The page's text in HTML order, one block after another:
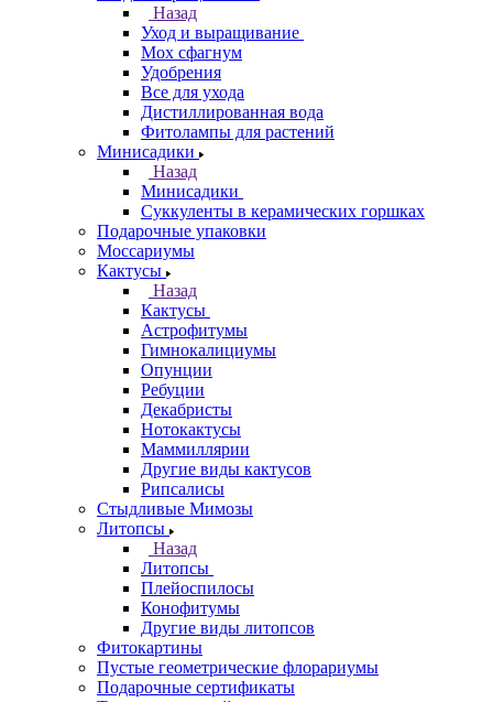
Назад
Уход и выращивание
Мох сфагнум
Удобрения
Все для ухода
Дистиллированная вода
Фитолампы для растений
Минисадики
Назад
Минисадики
Суккуленты в керамических горшках
Подарочные упаковки
Моссариумы
Кактусы
Назад
Кактусы
Астрофитумы
Гимнокалициумы
Опунции
Ребуции
Декабристы
Нотокактусы
Маммиллярии
Другие виды кактусов
Рипсалисы
Стыдливые Мимозы
Литопсы
Назад
Литопсы
Плейоспилосы
Конофитумы
Другие виды литопсов
Фитокартины
Пустые геометрические флорариумы
Подарочные сертификаты